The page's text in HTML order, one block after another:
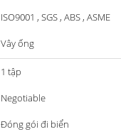
ISO9001 , SGS , ABS , ASME
Vây ống
1 tập
Negotiable
Đóng gói đi biển